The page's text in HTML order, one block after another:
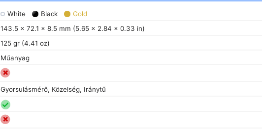
White Black
Gold
143.5 x 72.1 x 8.5 mm (5.65 x 2.84 x 0.33 in)
125 gr (4.41 oz)
Műanyag
Gyorsulásmérő, Közelség, Iránytű